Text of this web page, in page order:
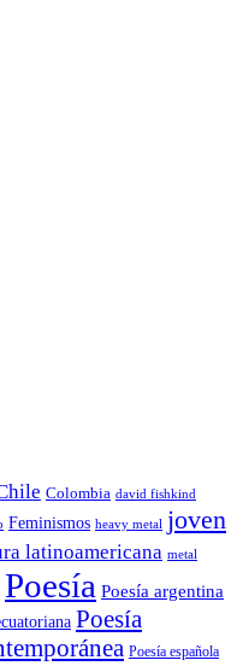
Colombia david fishkind
Feminismos heavy metal joven
latinoamericana metal
Poesía Poesía argentina
Poesía
Poesía española